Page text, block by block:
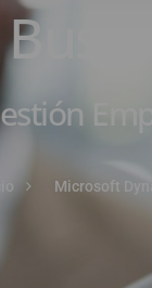
Microsoft